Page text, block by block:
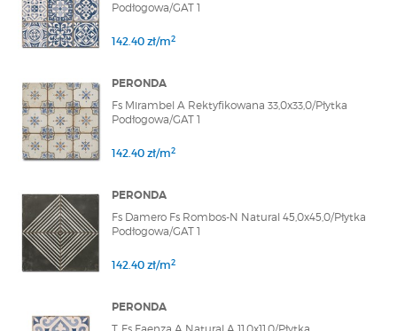
Podłogowa/GAT 1
142.40 zł/m2
PERONDA
Fs Mirambel A Rektyfikowana 33,0x33,0/Płytka
Podłogowa/GAT 1
142.40 zł/m2
PERONDA
Fs Damero Fs Rombos-N Natural 45,0x45,0/Płytka
Podłogowa/GAT 1
142.40 zł/m2
PERONDA